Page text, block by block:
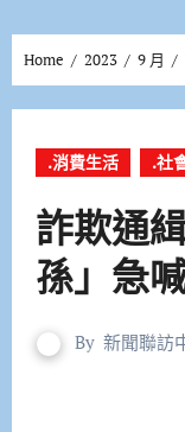
Home 2023 9 月
.消費生活 .社
詐欺通
孫」急
By 新聞聯訪